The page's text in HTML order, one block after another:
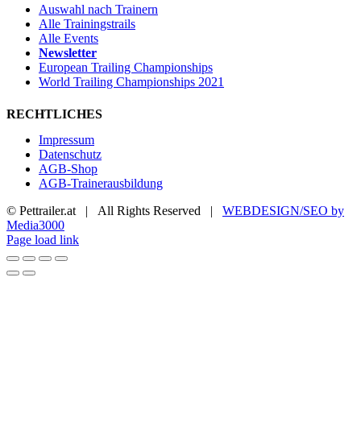
Auswahl nach Trainern
Alle Trainingstrails
Alle Events
Newsletter
European Trailing Championships
World Trailing Championships 2021
RECHTLICHES
Impressum
Datenschutz
AGB-Shop
AGB-Trainerausbildung
© Pettrailer.at | All Rights Reserved | WEBDESIGN/SEO by
Media3000
Facebook
X
YouTube
Instagram
Page load link